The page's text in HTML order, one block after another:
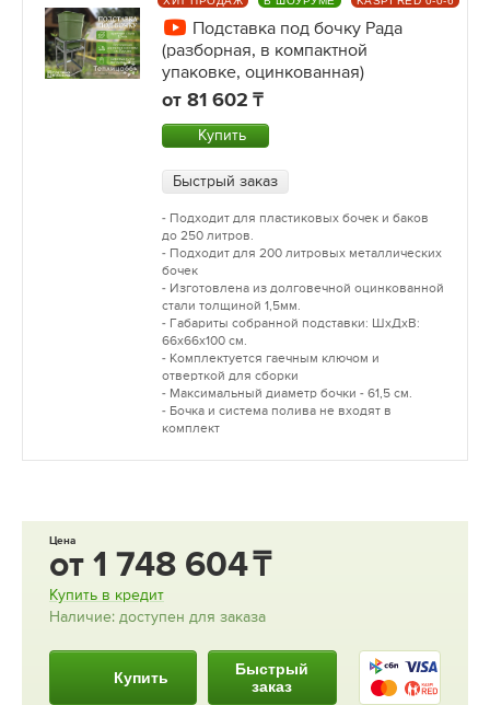
Подставка под бочку Рада
(разборная, в компактной
упаковке, оцинкованная)
от 81 602
Купить
Быстрый заказ
- Подходит для пластиковых бочек и баков
до 250 литров.
- Подходит для 200 литровых металлических
бочек
- Изготовлена из долговечной оцинкованной
стали толщиной 1,5мм.
- Габариты собранной подставки: ШхДхВ:
66х66х100 см.
- Комплектуется гаечным ключом и
отверткой для сборки
- Максимальный диаметр бочки - 61,5 см.
- Бочка и система полива не входят в
комплект
Цена
от 1 748 604
Купить в кредит
Наличие: доступен для заказа
Купить
Быстрый
заказ